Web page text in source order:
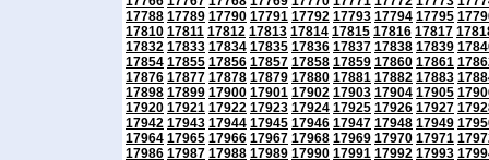
17788 17789 17790 17791 17792 17793 17794 17795
17810 17811 17812 17813 17814 17815 17816 17817
17832 17833 17834 17835 17836 17837 17838 17839
17854 17855 17856 17857 17858 17859 17860 17861
17876 17877 17878 17879 17880 17881 17882 17883
17898 17899 17900 17901 17902 17903 17904 17905
17920 17921 17922 17923 17924 17925 17926 17927
17942 17943 17944 17945 17946 17947 17948 17949
17964 17965 17966 17967 17968 17969 17970 17971
17986 17987 17988 17989 17990 17991 17992 17993